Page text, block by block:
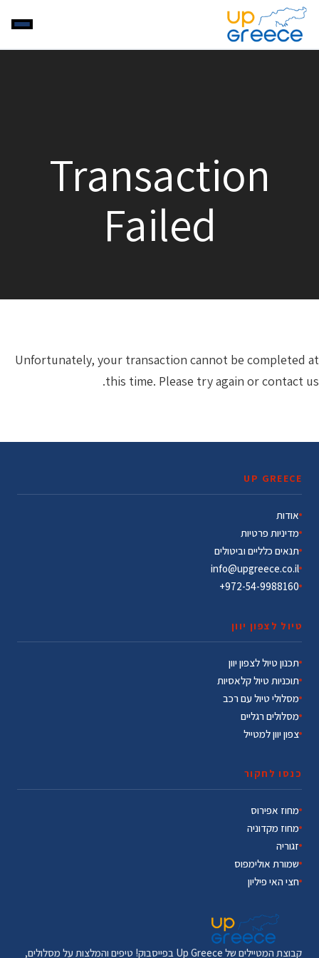
Transaction
Failed
Unfortunately, your transaction cannot be completed at
this time. Please try again or contact us.
UP GREECE
אודות
מדיניות פרטיות
תנאים כלליים וביטולים
info@upgreece.co.il
972-54-9988160+
טיול לצפון יוון
תכנון טיול לצפון יוון
תוכניות טיול קלאסיות
מסלולי טיול עם רכב
מסלולים רגליים
צפון יוון למטייל
כנסו לחקור
מחוז אפירוס
מחוז מקדוניה
זגוריה
שמורת אולימפוס
חצי האי פיליון
קבוצת המטיילים של Up Greece בפייסבוק! טיפים והמלצות על מסלולים,